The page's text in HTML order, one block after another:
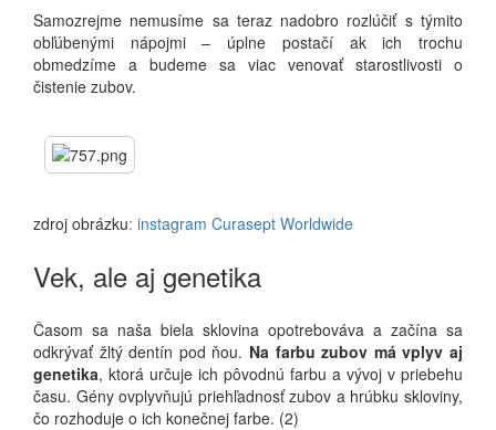
Samozrejme nemusíme sa teraz nadobro rozlúčiť s týmito
obľúbenými nápojmi – úplne postačí ak ich trochu
obmedzíme a budeme sa viac venovať starostlivosti o
čistenie zubov.
zdroj obrázku: instagram Curasept Worldwide
Vek, ale aj genetika
Časom sa naša biela sklovina opotrebováva a začína sa
odkrývať žltý dentín pod ňou. Na farbu zubov má vplyv aj
genetika, ktorá určuje ich pôvodnú farbu a vývoj v priebehu
času. Gény ovplyvňujú priehľadnosť zubov a hrúbku skloviny,
čo rozhoduje o ich konečnej farbe. (2)